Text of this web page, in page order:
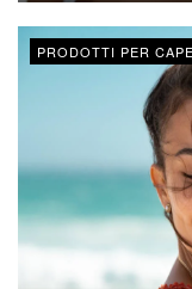
PRODOTTI PER